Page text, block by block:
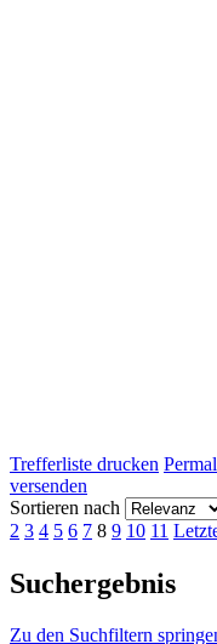
Trefferliste drucken
versenden
Sortieren nach
2 3 4 5 6 7 8 9 10 11
Suchergebnis
Zu den Suchfiltern